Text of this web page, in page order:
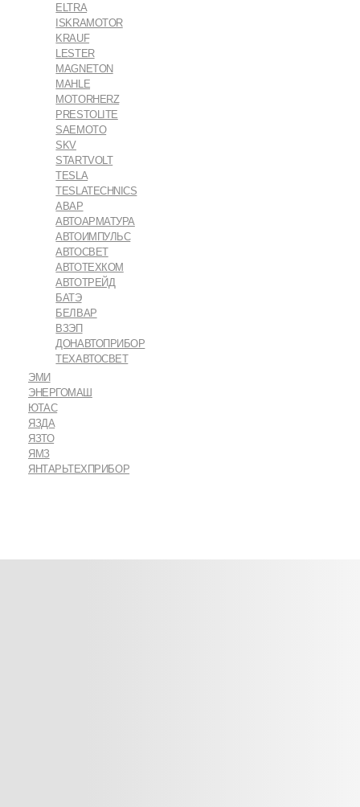
ELTRA
ISKRAMOTOR
KRAUF
LESTER
MAGNETON
MAHLE
MOTORHERZ
PRESTOLITE
SAEMOTO
SKV
STARTVOLT
TESLA
TESLATECHNICS
АВАР
АВТОАРМАТУРА
АВТОИМПУЛЬС
АВТОСВЕТ
АВТОТЕХКОМ
АВТОТРЕЙД
БАТЭ
БЕЛВАР
ВЗЭП
ДОНАВТОПРИБОР
ТЕХАВТОСВЕТ
ЭМИ
ЭНЕРГОМАШ
ЮТАС
ЯЗДА
ЯЗТО
ЯМЗ
ЯНТАРЬТЕХПРИБОР